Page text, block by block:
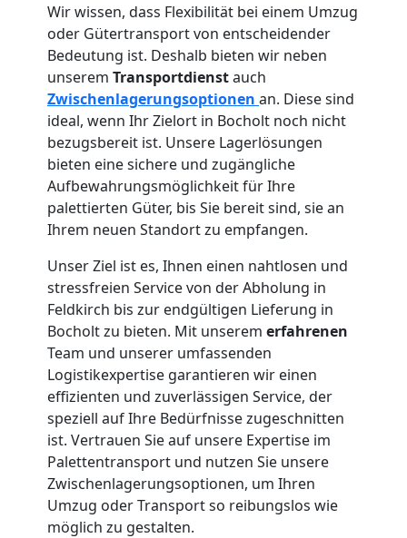
Wir wissen, dass Flexibilität bei einem Umzug
oder Gütertransport von entscheidender
Bedeutung ist. Deshalb bieten wir neben
unserem Transportdienstauch
Zwischenlagerungsoptionen an. Diese sind
ideal, wenn Ihr Zielort in Bocholt noch nicht
bezugsbereit ist. Unsere Lagerlösungen
bieten eine sichere und zugängliche
Aufbewahrungsmöglichkeit für Ihre
palettierten Güter, bis Sie bereit sind, sie an
Ihrem neuen Standort zu empfangen.
Unser Ziel ist es, Ihnen einen nahtlosen und
stressfreien Service von der Abholung in
Feldkirch bis zur endgültigen Lieferung in
Bocholt zu bieten. Mit unserem erfahrenen
Team und unserer umfassenden
Logistikexpertise garantieren wir einen
effizienten und zuverlässigen Service, der
speziell auf Ihre Bedürfnisse zugeschnitten
ist. Vertrauen Sie auf unsere Expertise im
Palettentransport und nutzen Sie unsere
Zwischenlagerungsoptionen, um Ihren
Umzug oder Transport so reibungslos wie
möglich zu gestalten.